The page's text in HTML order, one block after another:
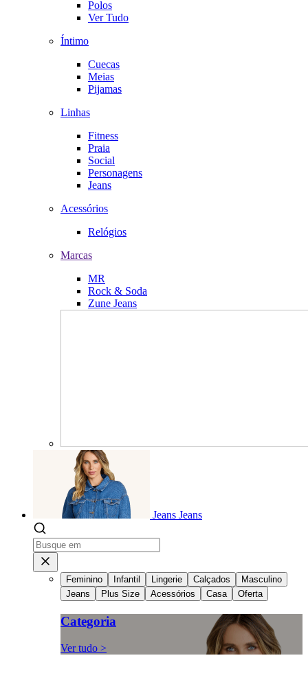
Polos
Ver Tudo
Íntimo
Cuecas
Meias
Pijamas
Linhas
Fitness
Praia
Social
Personagens
Jeans
Acessórios
Relógios
Marcas
MR
Rock & Soda
Zune Jeans
Jeans Jeans
Feminino Infantil Lingerie Calçados
Masculino
Jeans
Plus Size Acessórios Casa Oferta
Categoria
Ver tudo >